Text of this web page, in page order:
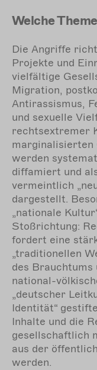
Welche
Die Angriffe
Projekte und
vielfältige
Migration,
Antirassismus,
und sexuelle
rechtsextremer
marginalisierten
werden
diffamiert und
vermeintlich
dargestellt.
„nationale
Stoßrichtung:
fordert eine
„traditionellen
des Brauchtums
national-
„deutscher
Identität“
Inhalte und die
gesellschaftlich
aus der
werden.